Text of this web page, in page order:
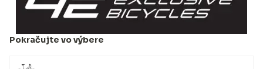
Pokračujte vo výbere